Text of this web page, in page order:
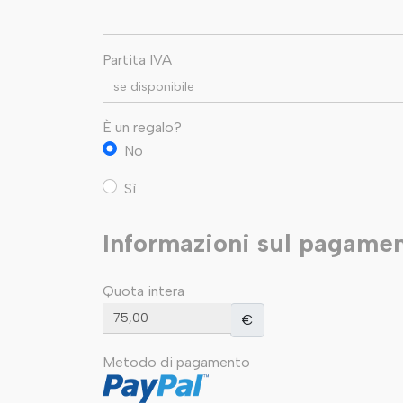
Partita IVA
È un regalo?
No
Sì
Informazioni sul
Quota intera
€
Metodo di pagamento